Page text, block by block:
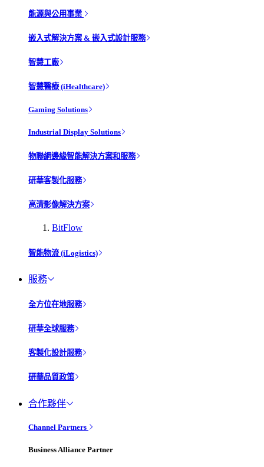
能源與公用事業
嵌入式解決方案 & 嵌入式設計服務
智慧工廠
智慧醫療 (iHealthcare)
Gaming Solutions
Industrial Display Solutions
物聯網邊緣智能解決方案和服務
研華客製化服務
高清影像解決方案
BitFlow
智能物流 (iLogistics)
服務
全方位在地服務
研華全球服務
客製化設計服務
研華品質政策
合作夥伴
Channel Partners
Business Alliance Partner